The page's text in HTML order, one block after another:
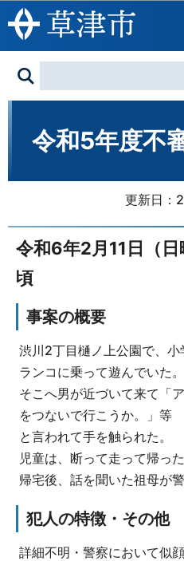
このページ
令和5年度不
更新日：
令和6年2月11日（
頃
事案の概要
渋川2丁目樋ノ上公園で、
ランコに乗って遊んでいた。
そこへ男が近づいて来て「
をつないで行こうか。」等
と言われて手を触られた。
児童は、断って走って帰った
帰宅後、話を聞いた祖母が
犯人の特徴・その他
詳細不明・警察において似